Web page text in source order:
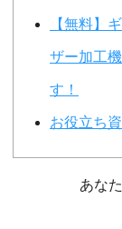
【無料】
ザー加工
す！
お役立ち
あな